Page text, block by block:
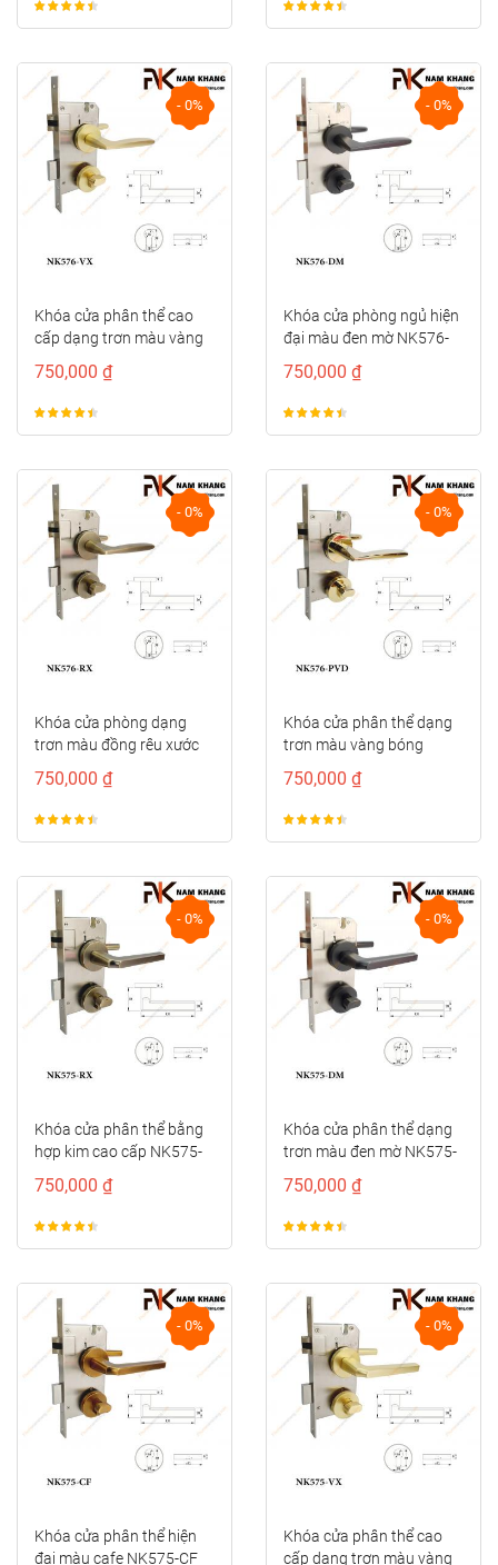
- 0%
Khóa cửa phân thể cao
cấp dạng trơn màu vàng
750,000 ₫
- 0%
Khóa cửa phòng ngủ hiện
đại màu đen mờ NK576-
750,000 ₫
- 0%
Khóa cửa phòng dạng
trơn màu đồng rêu xước
750,000 ₫
- 0%
Khóa cửa phân thể dạng
trơn màu vàng bóng
750,000 ₫
- 0%
Khóa cửa phân thể bằng
hợp kim cao cấp NK575-
750,000 ₫
- 0%
Khóa cửa phân thể dạng
trơn màu đen mờ NK575-
750,000 ₫
- 0%
Khóa cửa phân thể hiện
đại màu cafe NK575-CF
- 0%
Khóa cửa phân thể cao
cấp dạng trơn màu vàng